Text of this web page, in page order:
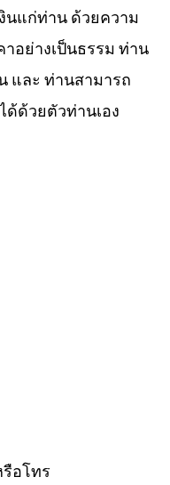
นแก่ท่าน ด้วยความ
าอย่างเป็นธรรม ท่าน
และ ท่านสามารถ
ด้ด้วยตัวท่านเอง
อโทร